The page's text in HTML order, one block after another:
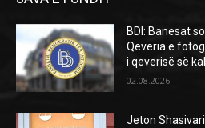
BDI: Banesat
Qeveria e
i qeverisë së
02.08.2026
Jeton